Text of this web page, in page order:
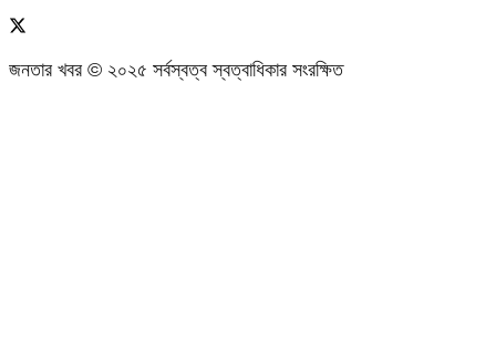
জনতার খবর © ২০২৫ সর্বস্বত্ব স্বত্বাধিকার সংরক্ষিত